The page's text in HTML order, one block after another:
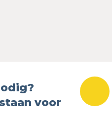
voor